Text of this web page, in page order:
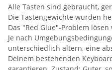
Alle Tasten sind gebraucht,
Die Tastengewichte wurden
Das "Red Glue"-Problem
Je nach
unterschiedlich altern, eine
Deinem bestehenden